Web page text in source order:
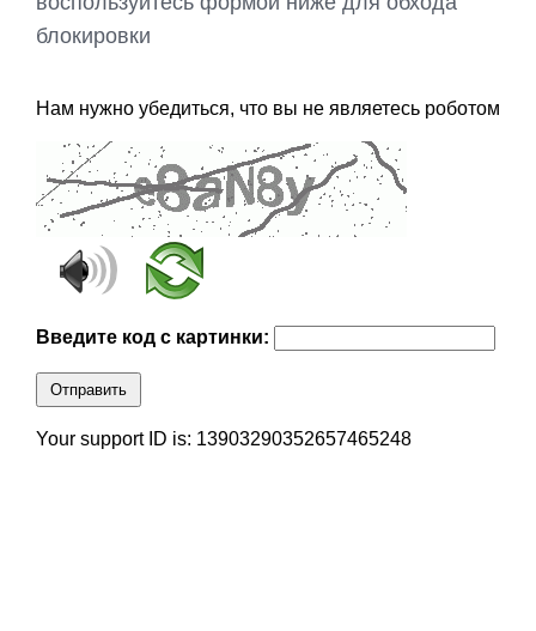
блокировки
Нам нужно убедиться, что вы не являетесь роботом
Введите код с картинки:
Отправить
Your support ID is: 13903290352657465248